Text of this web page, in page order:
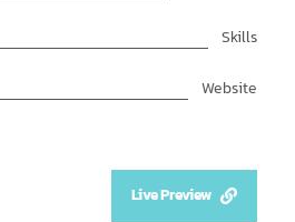
Skills
Website
Live Preview